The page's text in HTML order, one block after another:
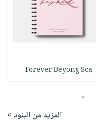
Forever Beyong Sca
5
المزيد من البنود »